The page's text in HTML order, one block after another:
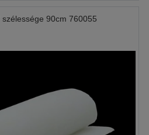
szélessége 90cm 760055